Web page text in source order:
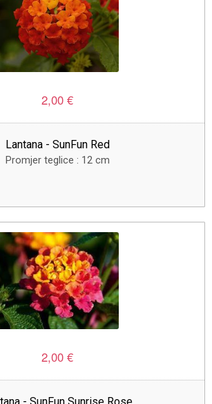
2,00 €
Lantana - SunFun Red
Promjer teglice : 12 cm
2,00 €